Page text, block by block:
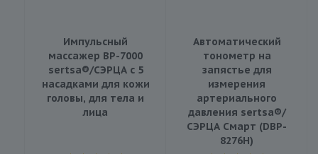
Импульсный
массажер BP-7000
sertsa®/СЭРЦА с 5
насадками для кожи
головы, для тела и
лица
Автоматический
тонометр на
запястье для
измерения
артериального
давления sertsa®/
СЭРЦА Смарт (DBP-
8276H)